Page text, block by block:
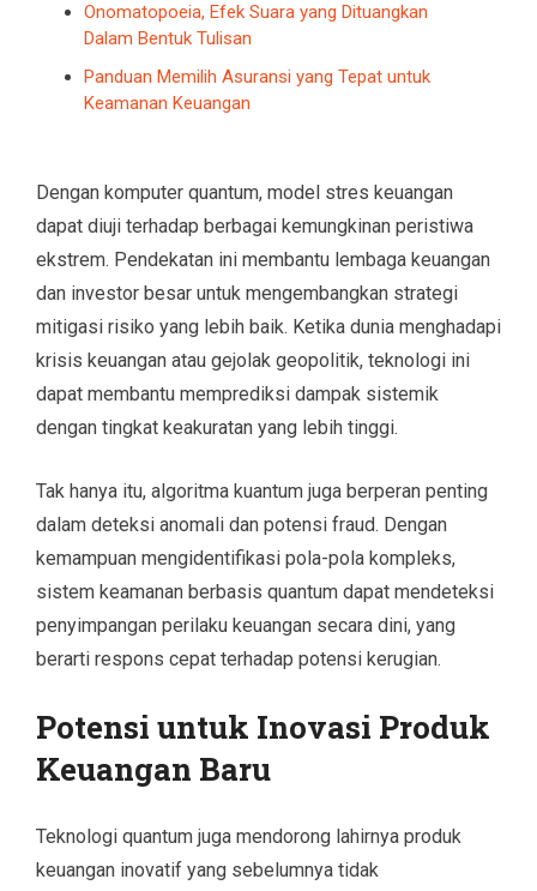
Onomatopoeia, Efek Suara yang Dituangkan
Dalam Bentuk Tulisan
Panduan Memilih Asuransi yang Tepat untuk
Keamanan Keuangan
Dengan komputer quantum, model stres keuangan
dapat diuji terhadap berbagai kemungkinan peristiwa
ekstrem. Pendekatan ini membantu lembaga keuangan
dan investor besar untuk mengembangkan strategi
mitigasi risiko yang lebih baik. Ketika dunia menghadapi
krisis keuangan atau gejolak geopolitik, teknologi ini
dapat membantu memprediksi dampak sistemik
dengan tingkat keakuratan yang lebih tinggi.
Tak hanya itu, algoritma kuantum juga berperan penting
dalam deteksi anomali dan potensi fraud. Dengan
kemampuan mengidentifikasi pola-pola kompleks,
sistem keamanan berbasis quantum dapat mendeteksi
penyimpangan perilaku keuangan secara dini, yang
berarti respons cepat terhadap potensi kerugian.
Potensi untuk Inovasi Produk
Keuangan Baru
Teknologi quantum juga mendorong lahirnya produk
keuangan inovatif yang sebelumnya tidak